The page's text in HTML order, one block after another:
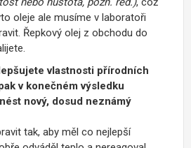
oleje ale musíme v laboratoři
Řepkový olej z obchodu do
vlastnosti přírodních
v konečném výsledku
nový, dosud neznámý
tak, aby měl co nejlepší